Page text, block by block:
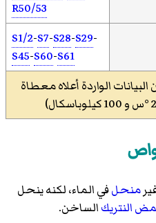
R50/53
S1/2-S7-S28-S29-
S45-S60-S61
الواردة أعلاه معطاة
منحلفي الماء، لكنه ينحل
النتريكالساخن.